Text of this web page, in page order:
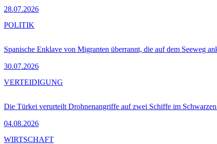
28.07.2026
Spanische Enklave von Migranten überrannt, die auf dem Seeweg
30.07.2026
POLITIK
Die Türkei verurteilt Drohnenangriffe auf zwei Schiffe im
04.08.2026
VERTEIDIGUNG
WIRTSCHAFT